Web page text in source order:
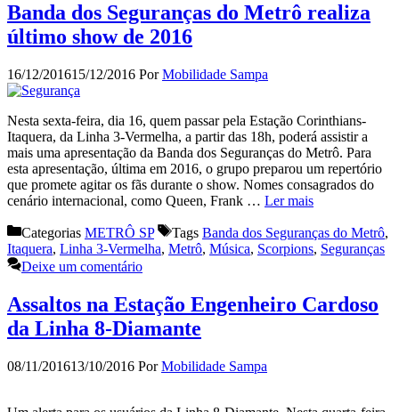
Banda dos Seguranças do Metrô realiza
último show de 2016
16/12/201615/12/2016 PorMobilidade Sampa
Nesta sexta-feira, dia 16, quem passar pela Estação Corinthians-
Itaquera, da Linha 3-Vermelha, a partir das 18h, poderá assistir a
mais uma apresentação da Banda dos Seguranças do Metrô. Para
esta apresentação, última em 2016, o grupo preparou um repertório
que promete agitar os fãs durante o show. Nomes consagrados do
cenário internacional, como Queen, Frank … Ler mais
Categorias METRÔ SP Tags Banda dos Seguranças do Metrô,
Itaquera, Linha 3-Vermelha, Metrô, Música, Scorpions, Seguranças
Deixe um comentário
Assaltos na Estação Engenheiro Cardoso
da Linha 8-Diamante
08/11/201613/10/2016 PorMobilidade Sampa